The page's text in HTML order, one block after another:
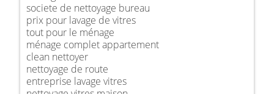
societe de nettoyage bureau
prix pour lavage de vitres
tout pour le ménage
ménage complet appartement
clean nettoyer
nettoyage de route
entreprise lavage vitres